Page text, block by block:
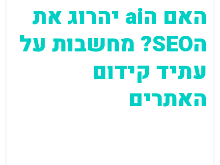
האם הai יהרוג את
הSEO? מחשבות על
עתיד קידום
האתרים